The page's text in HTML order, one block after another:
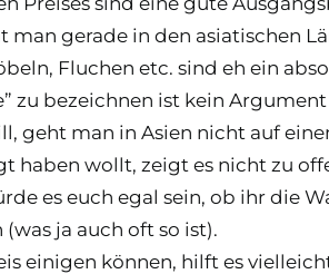
gerade in den asiatischen
Fluchen etc. sind eh ein
zu bezeichnen ist kein
geht man in Asien nicht auf
haben wollt, zeigt es nicht zu
es euch egal sein, ob ihr die
ja auch oft so ist).
einigen können, hilft es